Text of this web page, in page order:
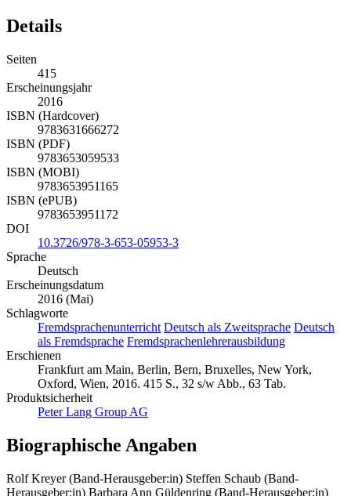
Details
Seiten
415
Erscheinungsjahr
2016
ISBN (Hardcover)
9783631666272
ISBN (PDF)
9783653059533
ISBN (MOBI)
9783653951165
ISBN (ePUB)
9783653951172
DOI
10.3726/978-3-653-05953-3
Sprache
Deutsch
Erscheinungsdatum
2016 (Mai)
Schlagworte
Fremdsprachenunterricht Deutsch als Zweitsprache Deutsch
als Fremdsprache Fremdsprachenlehrerausbildung
Erschienen
Frankfurt am Main, Berlin, Bern, Bruxelles, New York,
Oxford, Wien, 2016. 415 S., 32 s/w Abb., 63 Tab.
Produktsicherheit
Peter Lang Group AG
Biographische Angaben
Rolf Kreyer (Band-Herausgeber:in) Steffen Schaub (Band-
Herausgeber:in) Barbara Ann Güldenring (Band-Herausgeber:in)